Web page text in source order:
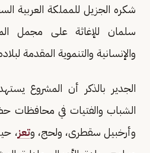
شكره الجزيل للمملكة العربية
سلمان للإغاثة على مجمل
والإنسانية والتنموية المقدمة
الشباب والفتيات في محافظات
وأرخبيل سقطرى، ولحج، وتعز،